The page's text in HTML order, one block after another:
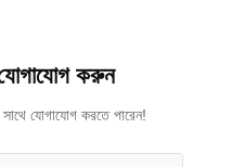
করুন
যোগাযোগ করতে পারেন!